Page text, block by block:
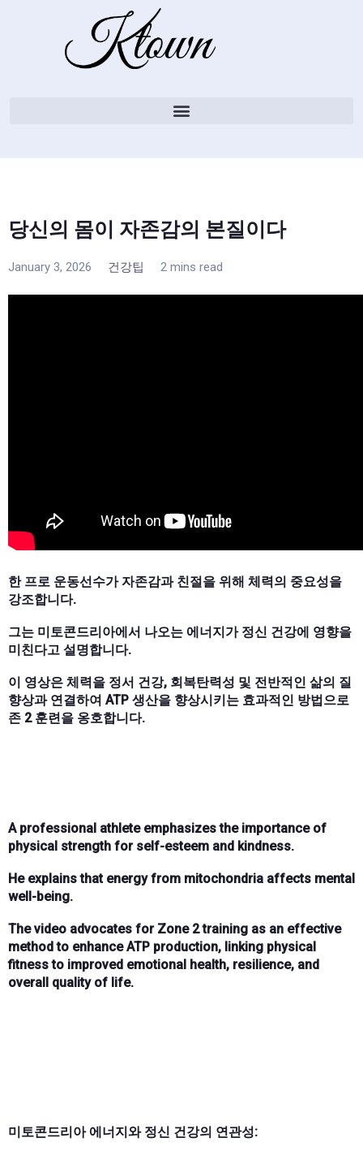
당신의 몸이 자존감의 본질이다
January 3, 2026 건강팁 2 mins read
한 프로 운동선수가 자존감과 친절을 위해 체력의 중요성을
강조합니다.
그는 미토콘드리아에서 나오는 에너지가 정신 건강에 영향을
미친다고 설명합니다.
이 영상은 체력을 정서 건강, 회복탄력성 및 전반적인 삶의 질
향상과 연결하여 ATP 생산을 향상시키는 효과적인 방법으로
존 2 훈련을 옹호합니다.
A professional athlete emphasizes the importance of
physical strength for self-esteem and kindness.
He explains that energy from mitochondria affects mental
well-being.
The video advocates for Zone 2 training as an effective
method to enhance ATP production, linking physical
fitness to improved emotional health, resilience, and
overall quality of life.
미토콘드리아 에너지와 정신 건강의 연관성: